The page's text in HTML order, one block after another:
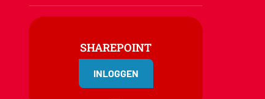
SHAREPOINT
INLOGGEN